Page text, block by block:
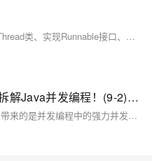
Java多线程编程常用方式包括：继承Thread类、实现Runnable接口、Callable接口（可返回结果）及使用线程池。推荐线程池以提升性能，避免频繁创建线程。结合同步与通信机制，可有效管理并发任务。
【高薪程序员必看】万字长文拆解Java并发编程！(9-2)：并发工具-线程池
🌟 ​大家好，我是摘星！​ 🌟今天为大家带来的是并发编程中的强力并发工具-线程池，废话不多说让我们直接开始。